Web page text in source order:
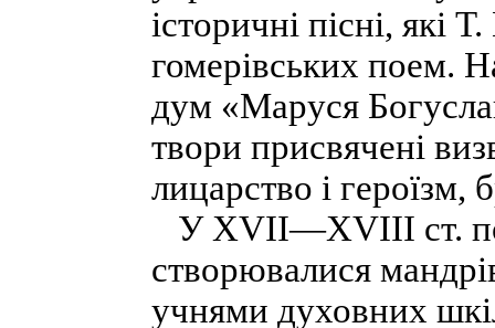
історичні пісні, які
гомерівських поем.
дум «Маруся
твори присвячені
лицарство і героїзм,
У XVII—XVIII ст.
створювалися
учнями духовних